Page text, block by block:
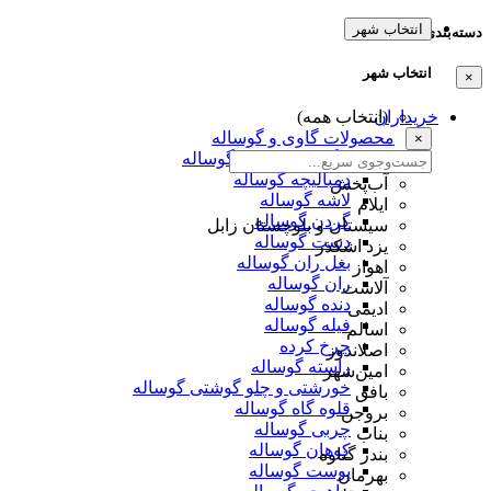
دسته‌بندی‌ها
×
خریداران
محصولات گاوی و گوساله
جگر ، دل ، قلوه گوساله
دمبالیچه گوساله
لاشه گوساله
گردن گوساله
دست گوساله
بغل ران گوساله
ران گوساله
دنده گوساله
فیله گوساله
چرخ کرده
راسته گوساله
خورشتی و چلو گوشتی گوساله
قلوه گاه گوساله
چربی گوساله
کوهان گوساله
پوست گوساله
انتخاب شهر
انتخاب شهر
(انتخاب همه)
×
آب‌پخش
ایلام
سیستان و بلوچستان زابل
یزد اشکذر
اهواز
آلاشت
ادیمی
اسالم
اصلاندوز
امین‌شهر
بافق
بروجن
بناب
بندر گناوه
بهرمان